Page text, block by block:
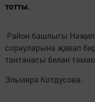
тотты.
Район башлыгы
сорауларына җавап
тантанасы белән
Эльмира Котдусова.